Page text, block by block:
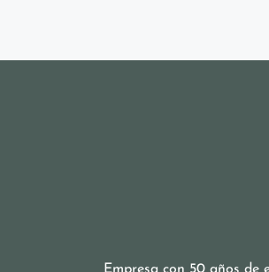
Empresa con 50 años de